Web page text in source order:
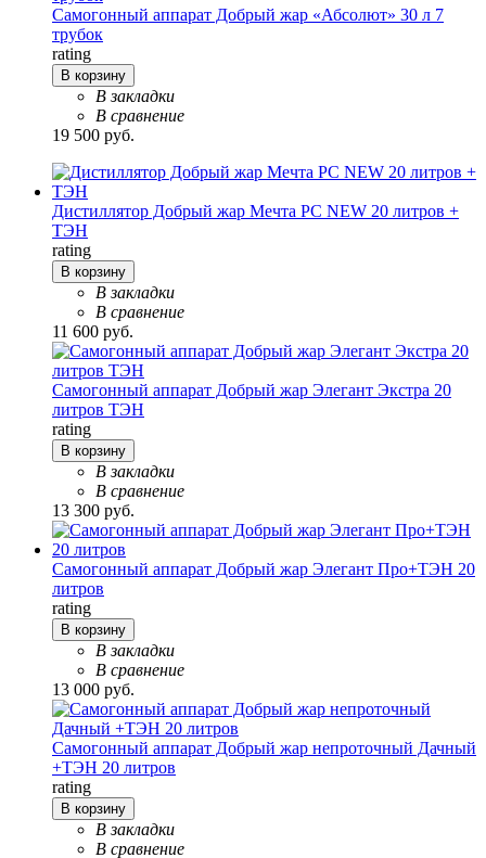
Самогонный аппарат Добрый жар «Абсолют» 30 л 7
трубок
rating
В корзину
В закладки
В сравнение
19 500 руб.
Дистиллятор Добрый жар Мечта PC NEW 20 литров +
ТЭН
rating
В корзину
В закладки
В сравнение
11 600 руб.
Самогонный аппарат Добрый жар Элегант Экстра 20
литров ТЭН
rating
В корзину
В закладки
В сравнение
13 300 руб.
Самогонный аппарат Добрый жар Элегант Про+ТЭН 20
литров
rating
В корзину
В закладки
В сравнение
13 000 руб.
Самогонный аппарат Добрый жар непроточный Дачный
+ТЭН 20 литров
rating
В корзину
В закладки
В сравнение